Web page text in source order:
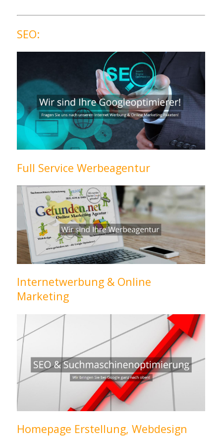
SEO:
Full Service Werbeagentur
Internetwerbung & Online
Marketing
Homepage Erstellung, Webdesign